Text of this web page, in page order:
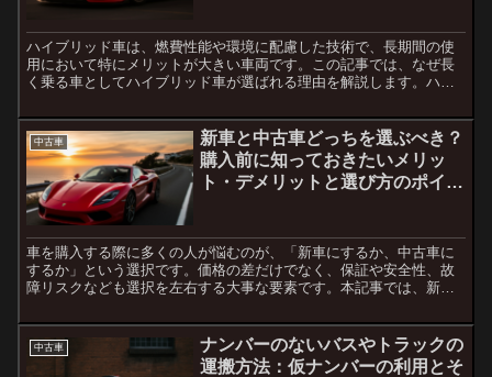
ハイブリッド車は、燃費性能や環境に配慮した技術で、長期間の使
用において特にメリットが大きい車両です。この記事では、なぜ長
く乗る車としてハイブリッド車が選ばれる理由を解説します。ハイ
ン...
中古車
新車と中古車どっちを選ぶべき？
購入前に知っておきたいメリッ
ト・デメリットと選び方のポイン
車を購入する際に多くの人が悩むのが、「新車にするか、中古車に
するか」という選択です。価格の差だけでなく、保証や安全性、故
障リスクなども選択を左右する大事な要素です。本記事では、新車
方...
中古車
ナンバーのないバスやトラックの
運搬方法：仮ナンバーの利用とそ